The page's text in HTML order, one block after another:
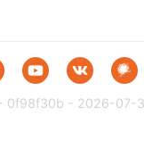
0f98f30b - 2026-07-